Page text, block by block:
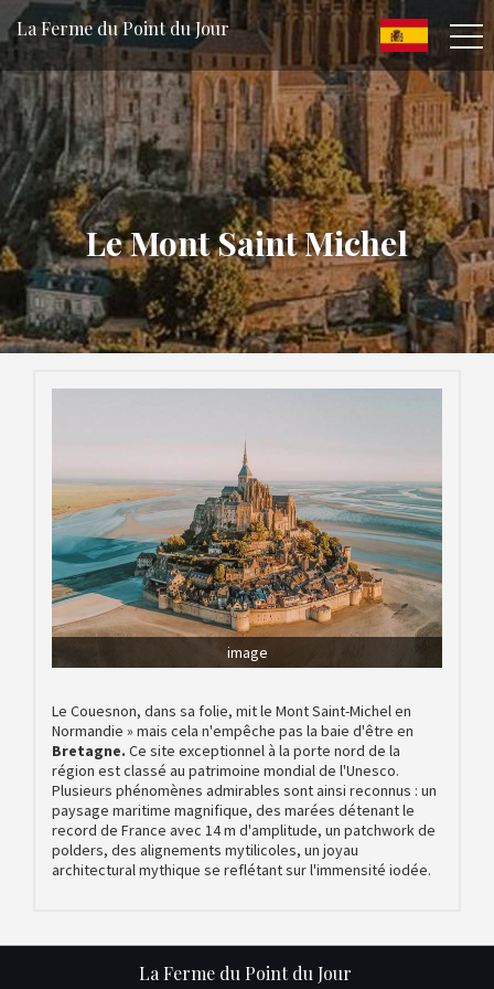
La Ferme du Point du Jour
Le Mont Saint Michel
image
Le Couesnon, dans sa folie, mit le Mont Saint-Michel en
Normandie » mais cela n'empêche pas la baie d'être en
Bretagne. Ce site exceptionnel à la porte nord de la
région est classé au patrimoine mondial de l'Unesco.
Plusieurs phénomènes admirables sont ainsi reconnus : un
paysage maritime magnifique, des marées détenant le
record de France avec 14 m d'amplitude, un patchwork de
polders, des alignements mytilicoles, un joyau
architectural mythique se reflétant sur l'immensité iodée.
La Ferme du Point du Jour